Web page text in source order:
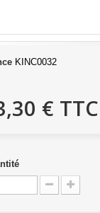
KINC0032
€ TTC